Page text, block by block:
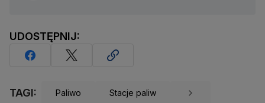
UDOSTĘPNIJ:
TAGI: Paliwo Stacje paliw